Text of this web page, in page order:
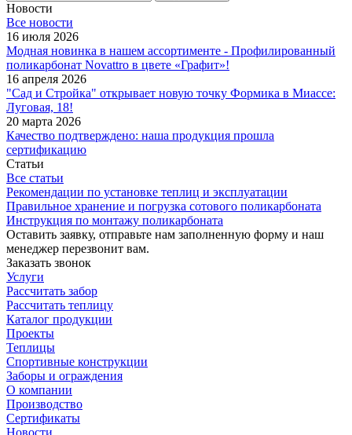
Новости
Все новости
16 июля 2026
Модная новинка в нашем ассортименте - Профилированный
поликарбонат Novattro в цвете «Графит»!
16 апреля 2026
"Сад и Стройка" открывает новую точку Формика в Миассе:
Луговая, 18!
20 марта 2026
Качество подтверждено: наша продукция прошла
сертификацию
Статьи
Все статьи
Рекомендации по установке теплиц и эксплуатации
Правильное хранение и погрузка сотового поликарбоната
Инструкция по монтажу поликарбоната
Оставить заявку, отправьте нам заполненную форму и наш
менеджер перезвонит вам.
Заказать звонок
Услуги
Рассчитать забор
Рассчитать теплицу
Каталог продукции
Проекты
Теплицы
Спортивные конструкции
Заборы и ограждения
О компании
Производство
Сертификаты
Новости